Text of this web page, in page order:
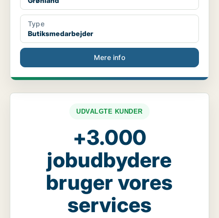
Type
Butiksmedarbejder
Mere info
UDVALGTE KUNDER
+3.000
jobudbydere
bruger vores
services